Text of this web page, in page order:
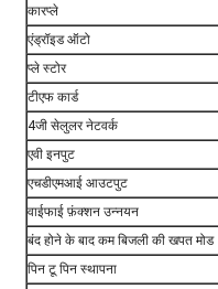
कारप्ले
एंड्रॉइड ऑटो
प्ले स्टोर
टीएफ कार्ड
4जी सेलुलर नेटवर्क
एवी इनपुट
एचडीएमआई आउटपुट
वाईफाई फ़ंक्शन उन्नयन
बंद होने के बाद कम बिजली की खपत मोड
पिन टू पिन स्थापना